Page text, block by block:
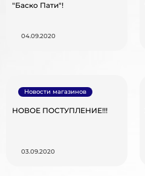
"Баско Пати"!
04.09.2020
НОВОЕ ПОСТУПЛЕНИЕ!!!
Новости магазинов
03.09.2020